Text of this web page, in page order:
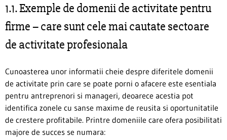
1.1. Exemple de domenii de activitate pentru
firme – care sunt cele mai cautate sectoare
de activitate profesionala
Cunoasterea unor informatii cheie despre diferitele domenii
de activitate prin care se poate porni o afacere este esentiala
pentru antreprenori si manageri, deoarece acestia pot
identifica zonele cu sanse maxime de reusita si oportunitatile
de crestere profitabile. Printre domeniile care ofera posibilitati
majore de succes se numara: